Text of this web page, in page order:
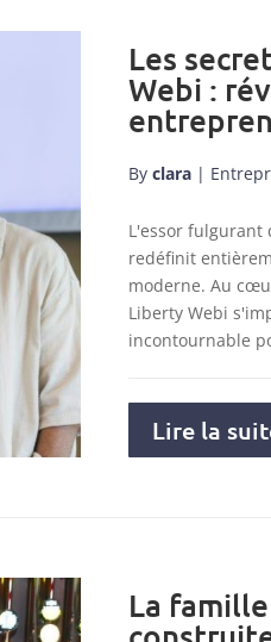
Les
Webi :
By clara |
L'essor fulgurant
redéfinit
moderne. Au
Liberty Webi
incontournable
Lire la
La